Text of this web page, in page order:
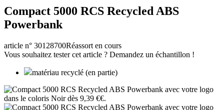
Compact 5000 RCS Recycled ABS
Powerbank
article n° 30128700Réassort en cours
Vous souhaitez tester cet article ? Demandez un échantillon !
matériau recyclé (en partie)